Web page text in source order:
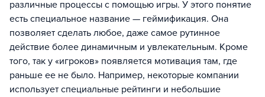
различные процессы с помощью игры. У этого понятие
есть специальное название — геймификация. Она
позволяет сделать любое, даже самое рутинное
действие более динамичным и увлекательным. Кроме
того, так у «игроков» появляется мотивация там, где
раньше ее не было. Например, некоторые компании
использует специальные рейтинги и небольшие